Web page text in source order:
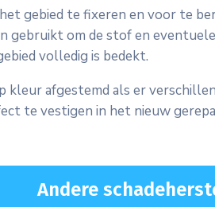
gebied te fixeren en voor te
gebruikt om de stof en
volledig is bedekt.
kleur afgestemd als er
te vestigen in het nieuw
Andere